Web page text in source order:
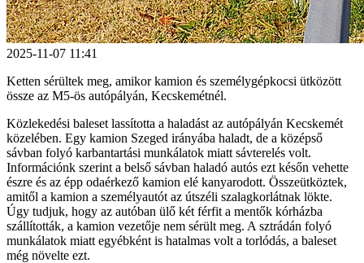
2025-11-07 11:41
Ketten sérültek meg, amikor kamion és személygépkocsi ütközött
össze az M5-ös autópályán, Kecskemétnél.
Közlekedési baleset lassította a haladást az autópályán Kecskemét
közelében. Egy kamion Szeged irányába haladt, de a középső
sávban folyó karbantartási munkálatok miatt sávterelés volt.
Információnk szerint a belső sávban haladó autós ezt későn vehette
észre és az épp odaérkező kamion elé kanyarodott. Összeütköztek,
amitől a kamion a személyautót az útszéli szalagkorlátnak lökte.
Úgy tudjuk, hogy az autóban ülő két férfit a mentők kórházba
szállították, a kamion vezetője nem sérült meg. A sztrádán folyó
munkálatok miatt egyébként is hatalmas volt a torlódás, a baleset
még növelte ezt.